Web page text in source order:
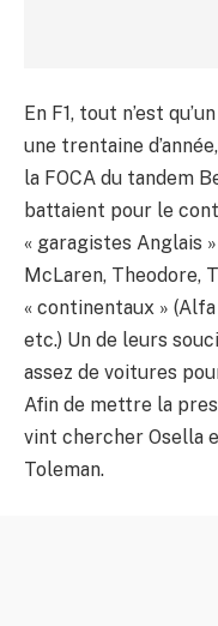
En F1, tout n’est
une trentaine
la FOCA du tandem
battaient pour le
« garagistes Anglais
McLaren, Theodore,
« continentaux »
etc.) Un de leurs
assez de voitures
Afin de mettre la
vint chercher Osella
Toleman.